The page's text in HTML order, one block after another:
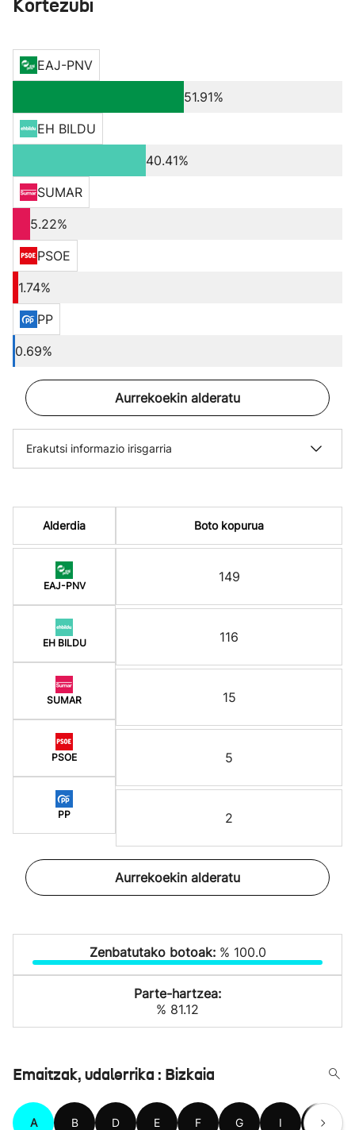
Kortezubi
EAJ-PNV
51.91%
EH BILDU
40.41%
SUMAR
5.22%
PSOE
1.74%
PP
0.69%
Aurrekoekin alderatu
Erakutsi informazio irisgarria
Alderdia
EAJ-PNV
EH BILDU
SUMAR
PSOE
PP
Boto kopurua
149
116
15
5
2
Aurrekoekin alderatu
Zenbatutako botoak: % 100.0
Parte-hartzea:
% 81.12
Emaitzak, udalerrika : Bizkaia
A B D E F G I J